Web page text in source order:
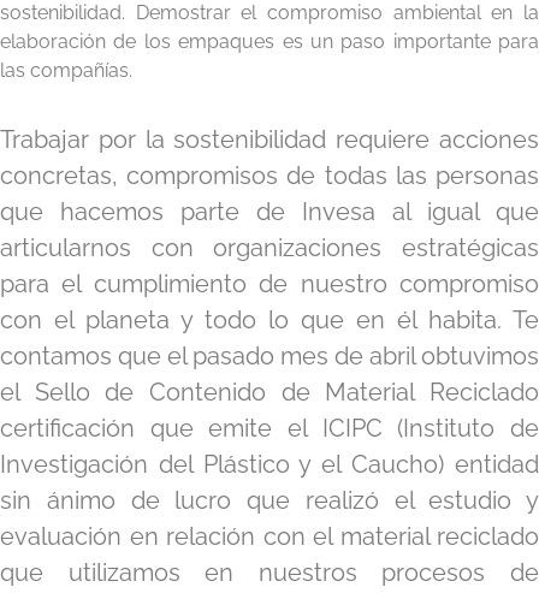
sostenibilidad. Demostrar el compromiso ambiental en la
elaboración de los empaques es un paso importante para
las compañías.
Trabajar por la sostenibilidad requiere acciones
concretas, compromisos de todas las personas
que hacemos parte de Invesa al igual que
articularnos con organizaciones estratégicas
para el cumplimiento de nuestro compromiso
con el planeta y todo lo que en él habita. Te
contamos que el pasado mes de abril obtuvimos
el Sello de Contenido de Material Reciclado
certificación que emite el ICIPC (Instituto de
Investigación del Plástico y el Caucho) entidad
sin ánimo de lucro que realizó el estudio y
evaluación en relación con el material reciclado
que utilizamos en nuestros procesos de